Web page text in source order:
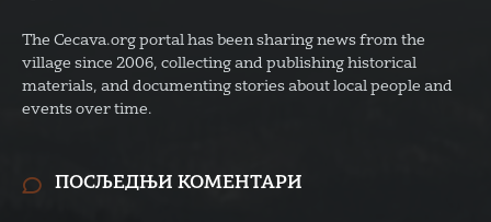
The Cecava.org portal has been sharing news from the
village since 2006, collecting and publishing historical
materials, and documenting stories about local people and
events over time.
ПОСЉЕДЊИ КОМЕНТАРИ